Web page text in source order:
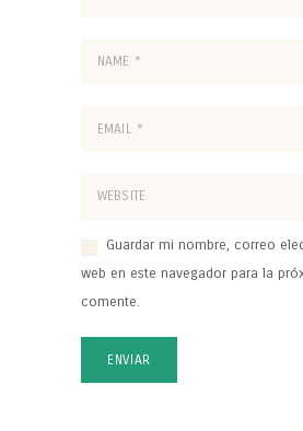
Guardar mi nombre, correo
web en este navegador para la
comente.